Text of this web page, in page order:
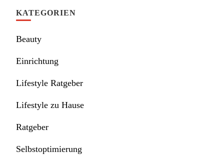
KATEGORIEN
Beauty
Einrichtung
Lifestyle Ratgeber
Lifestyle zu Hause
Ratgeber
Selbstoptimierung